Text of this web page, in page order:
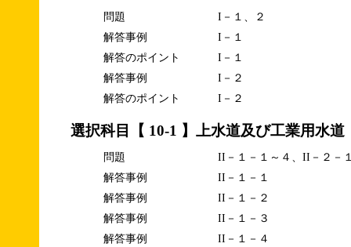
問題
I－１、２
解答事例
I－１
解答のポイント
I－１
解答事例
I－２
解答のポイント
I－２
選択科目【 10-1 】上水道及び工業用水道
問題
II－１－１～４、II－２－
解答事例
II－１－１
解答事例
II－１－２
解答事例
II－１－３
解答事例
II－１－４